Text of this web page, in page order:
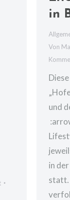
in
Von
und
in
statt.